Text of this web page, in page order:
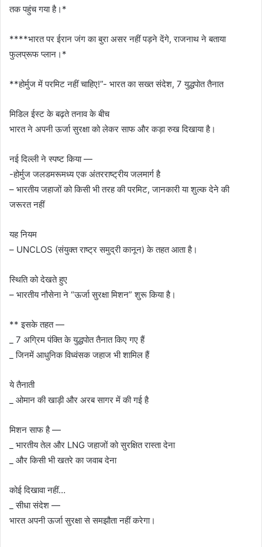
तक पहुंच गया है।*
****भारत पर ईरान जंग का बुरा असर नहीं पड़ने देंगे, राजनाथ ने बताया
फुलप्रूफ प्लान।*
**होर्मुज में परमिट नहीं चाहिए!”- भारत का सख्त संदेश, 7 युद्धपोत तैनात
मिडिल ईस्ट के बढ़ते तनाव के बीच
भारत ने अपनी ऊर्जा सुरक्षा को लेकर साफ और कड़ा रुख दिखाया है।
नई दिल्ली ने स्पष्ट किया —
-होर्मुज जलडमरूमध्य एक अंतरराष्ट्रीय जलमार्ग है
– भारतीय जहाजों को किसी भी तरह की परमिट, जानकारी या शुल्क देने की
जरूरत नहीं
यह नियम
– UNCLOS (संयुक्त राष्ट्र समुद्री कानून) के तहत आता है।
स्थिति को देखते हुए
– भारतीय नौसेना ने “ऊर्जा सुरक्षा मिशन” शुरू किया है।
** इसके तहत —
_ 7 अग्रिम पंक्ति के युद्धपोत तैनात किए गए हैं
_ जिनमें आधुनिक विध्वंसक जहाज भी शामिल हैं
ये तैनाती
_ ओमान की खाड़ी और अरब सागर में की गई है
मिशन साफ है —
_ भारतीय तेल और LNG जहाजों को सुरक्षित रास्ता देना
_ और किसी भी खतरे का जवाब देना
कोई दिखावा नहीं…
_ सीधा संदेश —
भारत अपनी ऊर्जा सुरक्षा से समझौता नहीं करेगा।